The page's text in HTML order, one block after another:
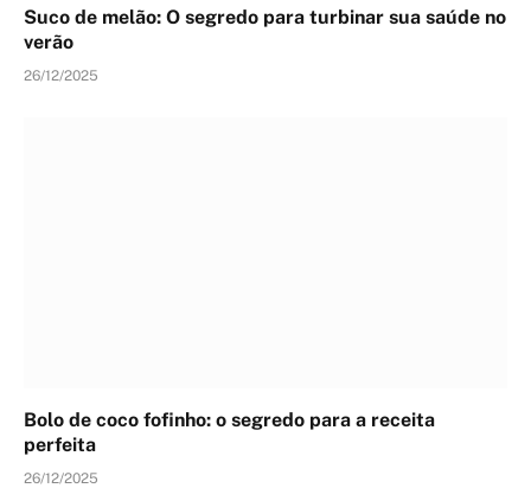
Suco de melão: O segredo para turbinar sua saúde no
verão
26/12/2025
Bolo de coco fofinho: o segredo para a receita
perfeita
26/12/2025